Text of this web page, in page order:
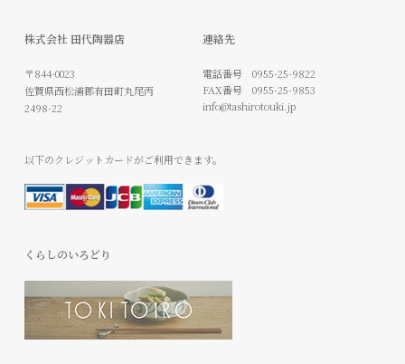
株式会社 田代陶器店
〒844-0023
佐賀県西松浦郡有田町丸尾丙
2498-22
連絡先
電話番号 0955-25-9822
FAX番号 0955-25-9853
info@tashirotouki.jp
以下のクレジットカードがご利用できます。
くらしのいろどり